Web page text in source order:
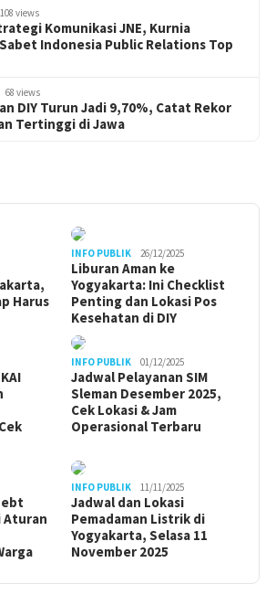
108 views
Komunikasi JNE, Kurnia
Indonesia Public Relations Top
68 views
DIY Turun Jadi 9,70%, Catat Rekor
Tertinggi di Jawa
Harus
INFO PUBLIK 26/12/2025
Liburan Aman ke
Yogyakarta: Ini Checklist
Penting dan Lokasi Pos
Kesehatan di DIY
INFO PUBLIK 01/12/2025
Jadwal Pelayanan SIM
Sleman Desember 2025,
Cek Lokasi & Jam
Operasional Terbaru
Aturan
INFO PUBLIK 11/11/2025
Jadwal dan Lokasi
Pemadaman Listrik di
Yogyakarta, Selasa 11
November 2025